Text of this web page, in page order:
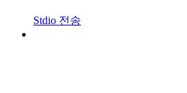
Stdio 전송